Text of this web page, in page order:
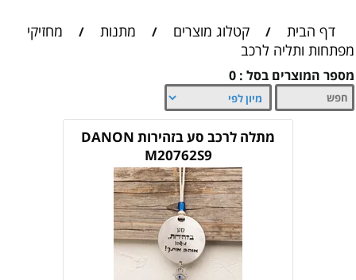
דף הבית / קטלוג מוצרים / מתנות /
מחזיקי
מפתחות ותליה לרכב
מספר המוצרים בסל : 0
מתלה לרכב סע בזהירות DANON
M20762S9